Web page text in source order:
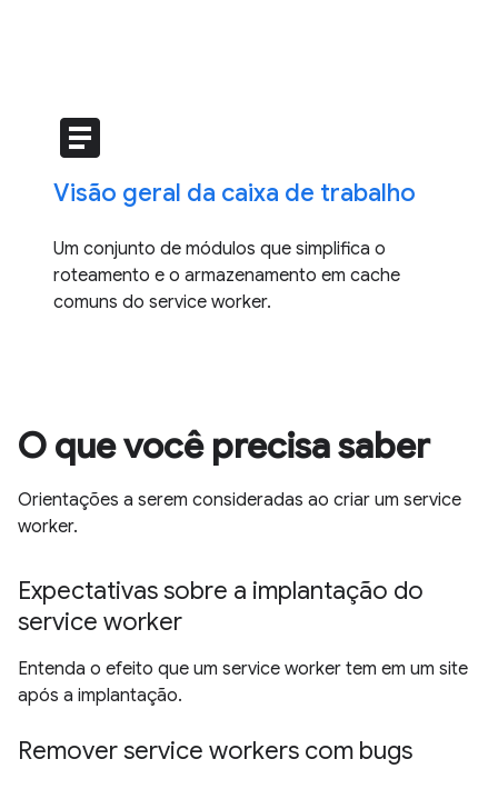
article
Visão geral da caixa de trabalho
Um conjunto de módulos que simplifica o
roteamento e o armazenamento em cache
comuns do service worker.
O que você precisa saber
Orientações a serem consideradas ao criar um service
worker.
Expectativas sobre a implantação do
service worker
Entenda o efeito que um service worker tem em um site
após a implantação.
Remover service workers com bugs